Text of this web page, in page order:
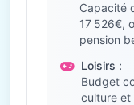
Capacité
17 526€,
pension
Loisirs :
Budget
culture et